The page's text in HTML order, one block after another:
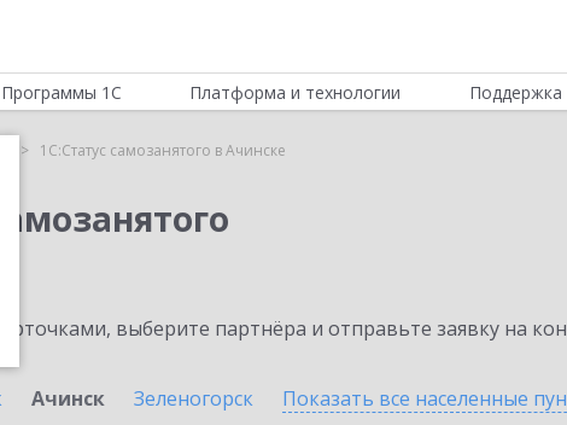
Программы 1С Платформа и технологии Поддержка
1С:Статус самозанятого в Ачинске
выберите партнёра и отправьте заявку на
Ачинск Зеленогорск Показать все населенные